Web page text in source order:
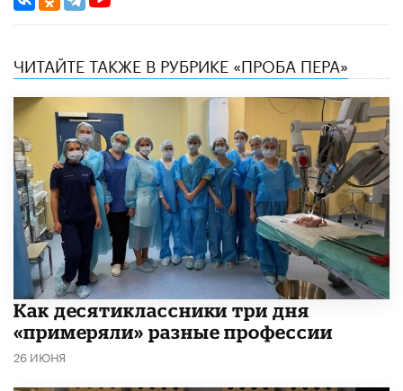
ЧИТАЙТЕ ТАКЖЕ В РУБРИКЕ «ПРОБА ПЕРА»
Как десятиклассники три дня
«примеряли» разные профессии
26 ИЮНЯ